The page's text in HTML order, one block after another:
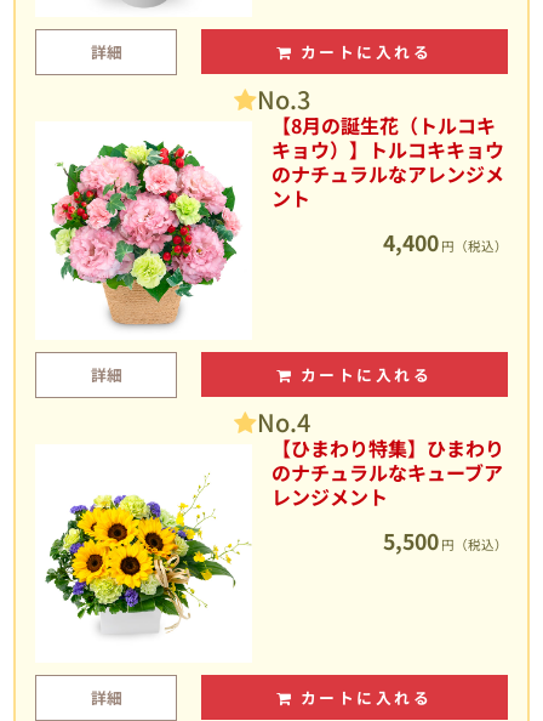
詳細 カートに入れる
No.3
【8月の誕生花（トルコキ
キョウ）】トルコキキョウ
のナチュラルなアレンジメ
ント
4,400 円（税込）
詳細 カートに入れる
No.4
【ひまわり特集】ひまわり
のナチュラルなキューブア
レンジメント
5,500 円（税込）
詳細 カートに入れる